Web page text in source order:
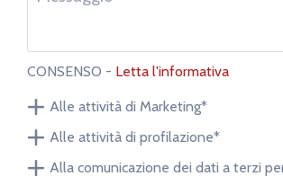
9.00 - 10.30
CONSENSO - Letta l'informativa
Alle attività di Marketing*
Alle attività di profilazione*
Alla comunicazione dei dati a terzi